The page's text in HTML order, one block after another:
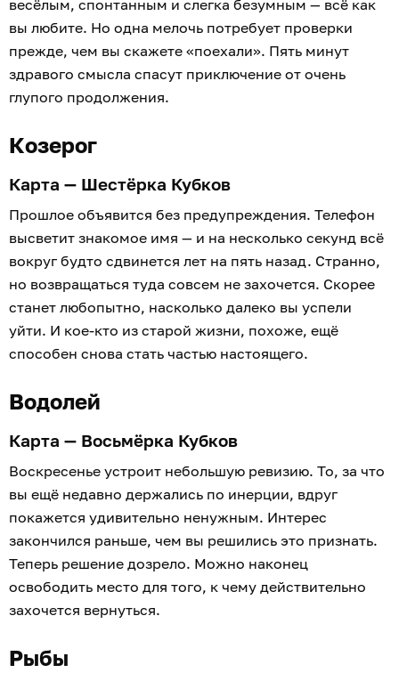
весёлым, спонтанным и слегка безумным — всё как
вы любите. Но одна мелочь потребует проверки
прежде, чем вы скажете «поехали». Пять минут
здравого смысла спасут приключение от очень
глупого продолжения.
Козерог
Карта — Шестёрка Кубков
Прошлое объявится без предупреждения. Телефон
высветит знакомое имя — и на несколько секунд всё
вокруг будто сдвинется лет на пять назад. Странно,
но возвращаться туда совсем не захочется. Скорее
станет любопытно, насколько далеко вы успели
уйти. И кое-кто из старой жизни, похоже, ещё
способен снова стать частью настоящего.
Водолей
Карта — Восьмёрка Кубков
Воскресенье устроит небольшую ревизию. То, за что
вы ещё недавно держались по инерции, вдруг
покажется удивительно ненужным. Интерес
закончился раньше, чем вы решились это признать.
Теперь решение дозрело. Можно наконец
освободить место для того, к чему действительно
захочется вернуться.
Рыбы